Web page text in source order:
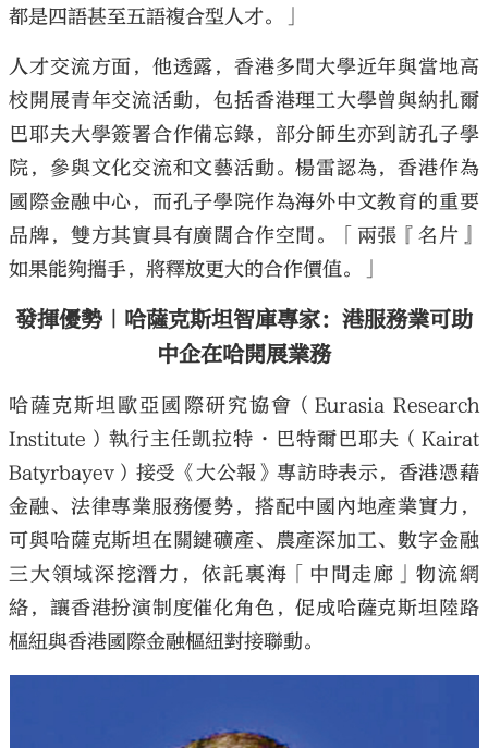
都是四語甚至五語複合型人才。」
人才交流方面，他透露，香港多間大學近年與當地高
校開展青年交流活動，包括香港理工大學曾與納扎爾
巴耶夫大學簽署合作備忘錄，部分師生亦到訪孔子學
院，參與文化交流和文藝活動。楊雷認為，香港作為
國際金融中心，而孔子學院作為海外中文教育的重要
品牌，雙方其實具有廣闊合作空間。「兩張『名片』
如果能夠攜手，將釋放更大的合作價值。」
發揮優勢｜哈薩克斯坦智庫專家：港服務業可助
中企在哈開展業務
哈薩克斯坦歐亞國際研究協會（Eurasia Research
Institute）執行主任凱拉特·巴特爾巴耶夫（Kairat
Batyrbayev）接受《大公報》專訪時表示，香港憑藉
金融、法律專業服務優勢，搭配中國內地產業實力，
可與哈薩克斯坦在關鍵礦產、農產深加工、數字金融
三大領域深挖潛力，依託裏海「中間走廊」物流網
絡，讓香港扮演制度催化角色，促成哈薩克斯坦陸路
樞紐與香港國際金融樞紐對接聯動。